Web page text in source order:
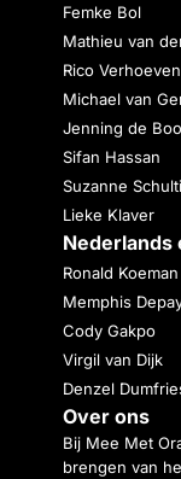
Femke Bol
Mathieu van
Rico Verhoeven
Michael van
Jenning de Boo
Sifan Hassan
Suzanne
Lieke Klaver
Nederlands
Ronald Koeman
Memphis
Cody Gakpo
Virgil van Dijk
Denzel
Over ons
Bij Mee Met
brengen van